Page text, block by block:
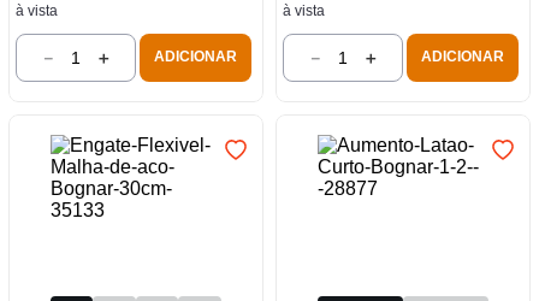
à vista
＋
－ ADICIONAR
à vista
＋
－ ADICIONAR